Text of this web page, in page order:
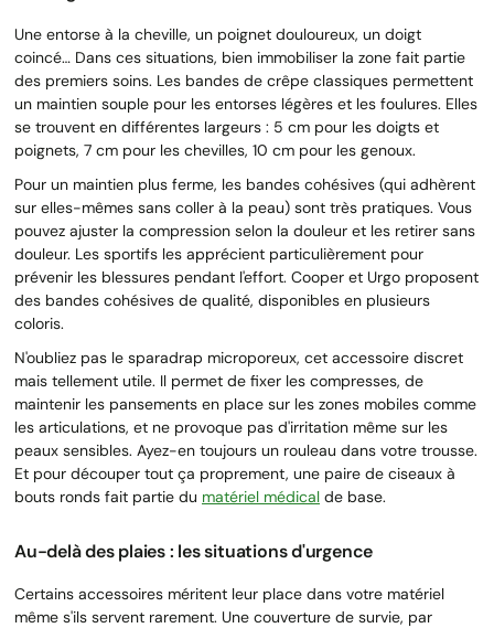
Une entorse à la cheville, un poignet douloureux, un doigt
coincé… Dans ces situations, bien immobiliser la zone fait partie
des premiers soins. Les bandes de crêpe classiques permettent
un maintien souple pour les entorses légères et les foulures. Elles
se trouvent en différentes largeurs : 5 cm pour les doigts et
poignets, 7 cm pour les chevilles, 10 cm pour les genoux.
Pour un maintien plus ferme, les bandes cohésives (qui adhèrent
sur elles-mêmes sans coller à la peau) sont très pratiques. Vous
pouvez ajuster la compression selon la douleur et les retirer sans
douleur. Les sportifs les apprécient particulièrement pour
prévenir les blessures pendant l'effort. Cooper et Urgo proposent
des bandes cohésives de qualité, disponibles en plusieurs
coloris.
N'oubliez pas le sparadrap microporeux, cet accessoire discret
mais tellement utile. Il permet de fixer les compresses, de
maintenir les pansements en place sur les zones mobiles comme
les articulations, et ne provoque pas d'irritation même sur les
peaux sensibles. Ayez-en toujours un rouleau dans votre trousse.
Et pour découper tout ça proprement, une paire de ciseaux à
bouts ronds fait partie du matériel médical de base.
Au-delà des plaies : les situations d'urgence
Certains accessoires méritent leur place dans votre matériel
même s'ils servent rarement. Une couverture de survie, par